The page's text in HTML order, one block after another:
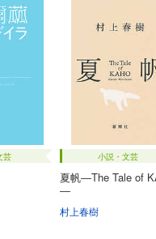
芸 小説・文芸
夏帆―The Tale of
―
村上春樹